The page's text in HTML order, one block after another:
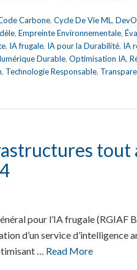
Carbone, Cycle De Vie ML,
, Empreinte Environnementale,
, IA frugale, IA pour la Durabilité, IA
Durable, Optimisation IA,
, Technologie Responsable,
tout
pour l’IA frugale (RGIAF
d’un service d’intelligence
… Read More